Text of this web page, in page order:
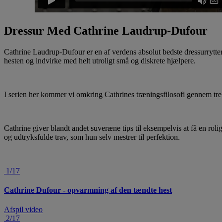
Dressur Med Cathrine Laudrup-Dufour
Cathrine Laudrup-Dufour er en af verdens absolut bedste
hesten og indvirke med helt utroligt små og diskrete hjælpere.
I serien her kommer vi omkring Cathrines træningsfilosofi gennem
Cathrine giver blandt andet suveræne tips til eksempelvis at få en
og udtryksfulde trav, som hun selv mestrer til perfektion.
1/17
Cathrine Dufour - opvarmning af den tændte hest
Afspil video
2/17